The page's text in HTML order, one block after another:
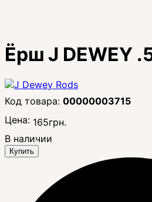
Ёрш J DEWEY
00000003715
Цена: 165грн.
В наличии
Купить